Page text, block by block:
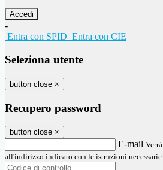
-
Entra con SPID Entra con CIE
Seleziona utente
button close ×
Recupero password
button close ×
E-mail
all'indirizzo indicato con le istruzioni necessarie.